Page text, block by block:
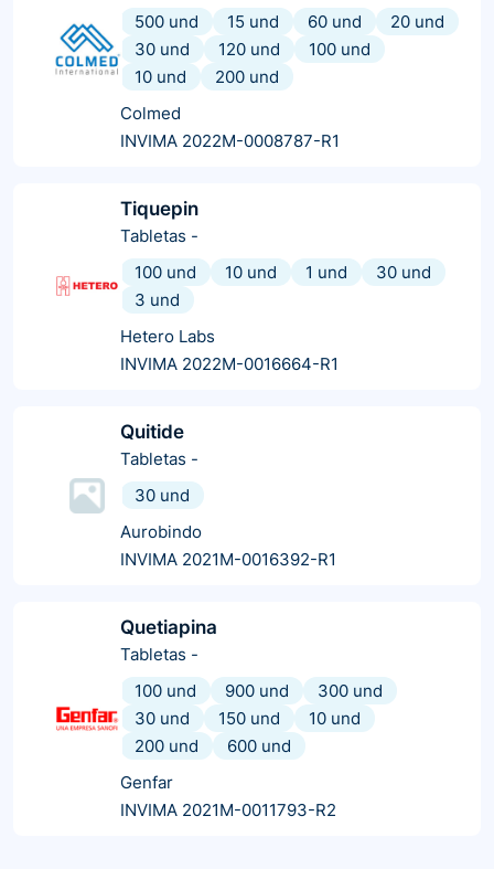
500 und 15 und 60 und
20 und
30 und
120 und
100 und
10 und
200 und
Colmed
INVIMA 2022M-0008787-R1
Tiquepin
Tabletas -
100 und
10 und 1 und
30 und
3 und
Hetero Labs
INVIMA 2022M-0016664-R1
Quitide
Tabletas -
30 und
Aurobindo
INVIMA 2021M-0016392-R1
Quetiapina
Tabletas -
100 und
900 und
300 und
30 und
150 und
10 und
200 und
600 und
Genfar
INVIMA 2021M-0011793-R2